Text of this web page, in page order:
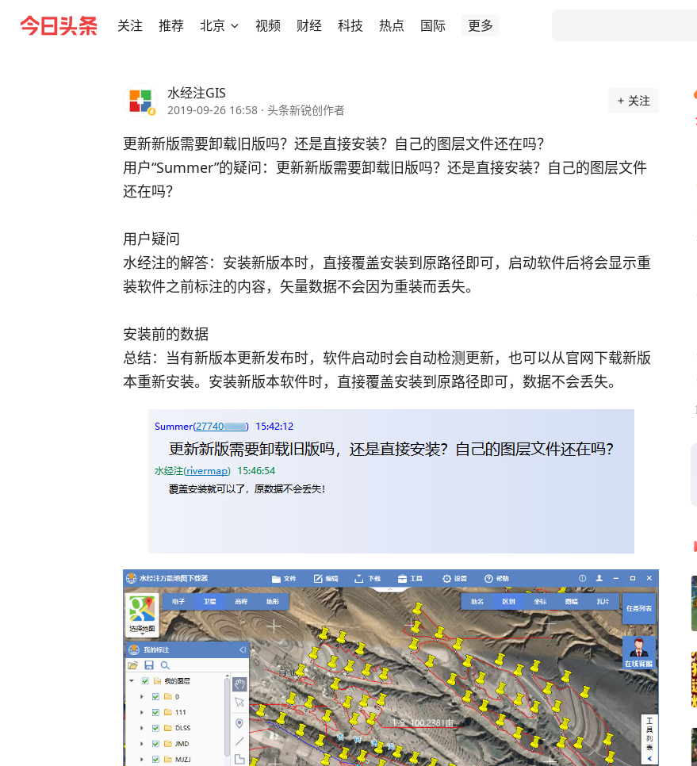
关注 推荐 北京 视频 财经 科技 热点 国际 更多
水经注GIS
2019-09-26 16:58 · 头条新锐创作者
关注
更新新版需要卸载旧版吗？还是直接安装？自己的图层文件还在吗？
用户“Summer”的疑问：更新新版需要卸载旧版吗？还是直接安装？自己的图层文件
还在吗？
用户疑问
水经注的解答：安装新版本时，直接覆盖安装到原路径即可，启动软件后将会显示重
装软件之前标注的内容，矢量数据不会因为重装而丢失。
安装前的数据
总结：当有新版本更新发布时，软件启动时会自动检测更新，也可以从官网下载新版
本重新安装。安装新版本软件时，直接覆盖安装到原路径即可，数据不会丢失。